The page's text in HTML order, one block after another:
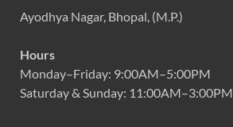
Ayodhya Nagar, Bhopal, (M.P.)
Hours
Monday–Friday: 9:00AM–5:00PM
Saturday & Sunday: 11:00AM–3:00PM